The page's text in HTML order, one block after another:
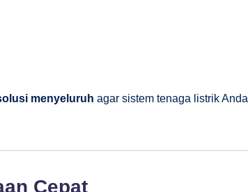
menyeluruh agar sistem tenaga listrik Anda
Cepat